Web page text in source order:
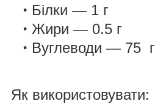
Білки — 1 г
Жири — 0.5 г
Вуглеводи — 75 г
Як використовувати: